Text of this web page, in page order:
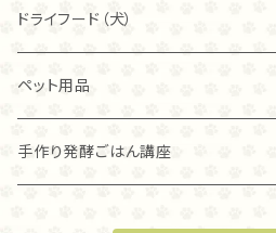
80ｇ
カンガルー
麹ナチュラルチキン（80ｇ）
麹ナチュラルチキン（40ｇ）
麹ナチュラルチキン
麹ナチュラルカンガルー
グラスフェッド麴トライプ
ブリスミックス
チキン
アレヴァ
ラム
アカナ
ドライフード（犬）
アカナ
アレヴァ
ペット用品
手作り発酵ごはん講座